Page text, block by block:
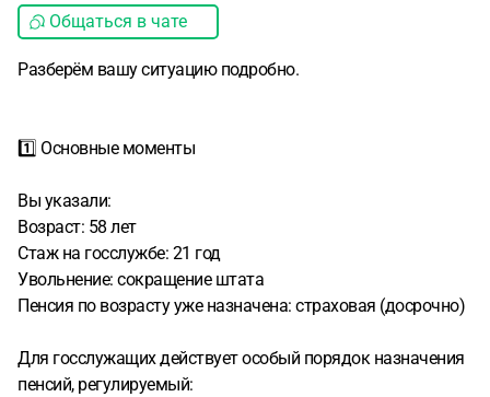
Общаться в чате
Разберём вашу ситуацию подробно.
1️⃣ Основные моменты
Вы указали:
Возраст: 58 лет
Стаж на госслужбе: 21 год
Увольнение: сокращение штата
Пенсия по возрасту уже назначена: страховая (досрочно)
Для госслужащих действует особый порядок назначения
пенсий, регулируемый: